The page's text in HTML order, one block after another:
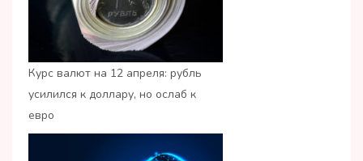
Курс валют на 12 апреля: рубль
усилился к доллару, но ослаб к
евро